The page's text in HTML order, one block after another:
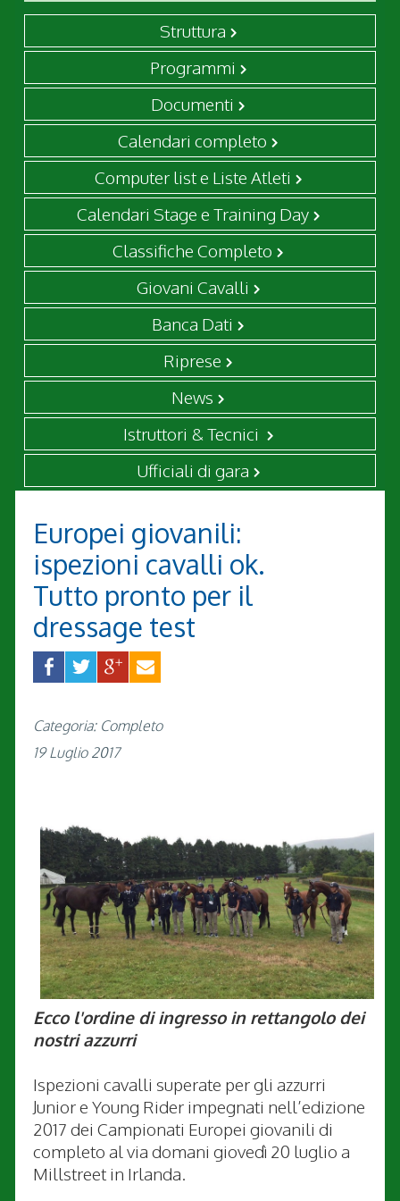
Struttura
Programmi
Documenti
Calendari completo
Computer list e Liste Atleti
Calendari Stage e Training Day
Classifiche Completo
Giovani Cavalli
Banca Dati
Riprese
News
Istruttori & Tecnici
Ufficiali di gara
Europei giovanili:
ispezioni cavalli ok.
Tutto pronto per il
dressage test
Categoria: Completo
19 Luglio 2017
Ecco l'ordine di ingresso in rettangolo dei
nostri azzurri
Ispezioni cavalli superate per gli azzurri
Junior e Young Rider impegnati nell’edizione
2017 dei Campionati Europei giovanili di
completo al via domani giovedì 20 luglio a
Millstreet in Irlanda.